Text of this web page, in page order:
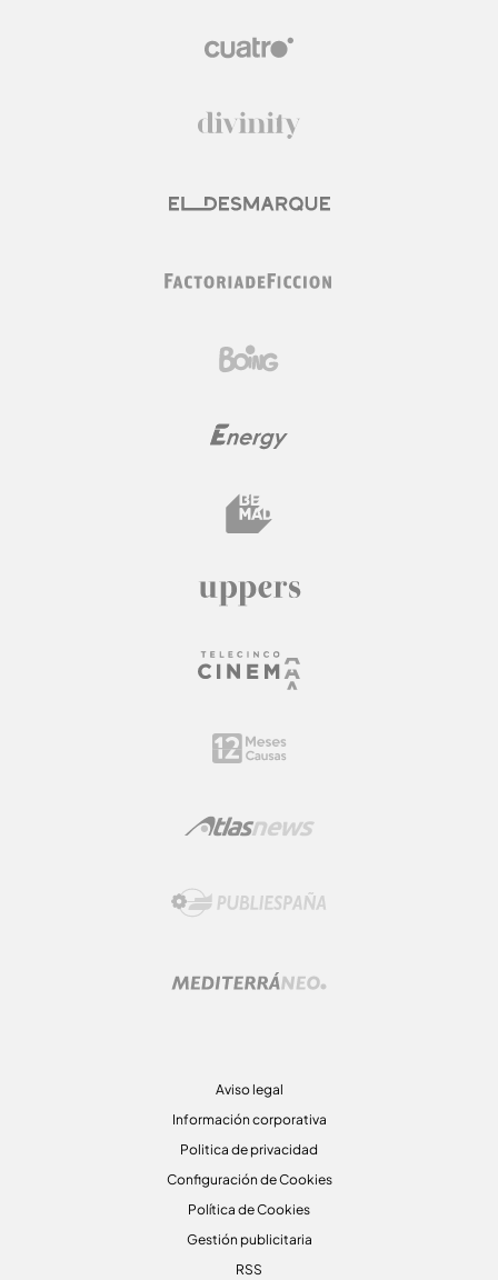
Aviso legal
Información corporativa
Politica de privacidad
Configuración de Cookies
Política de Cookies
Gestión publicitaria
RSS